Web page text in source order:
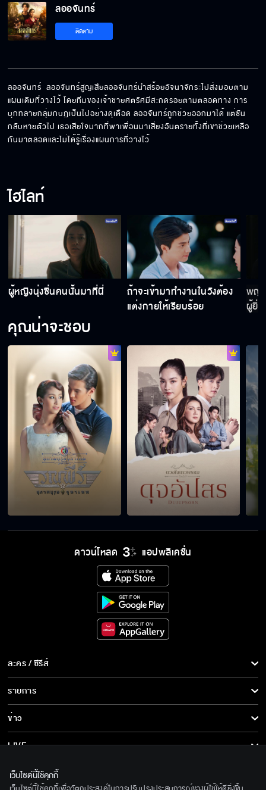
ลออจันทร์
ติดตาม
ลออจันทร์  ลออจันทร์สูญเสียลออจันทร์นำสร้อยอัจนาจักระไปส่งมอบตาม
แผนเดิมที่วางไว้ โดยทีมของเจ้าชายศตรัศมีสะกดรอยตามตลอดทาง การ
บุกทลายกลุ่มกบฏเป็นไปอย่างดุเดือด ลออจันทร์ถูกช่วยออกมาได้ แต่ซัน
กลับหายตัวไป เธอเสียใจมากที่พาเพื่อนมาเสี่ยงอันตรายทั้งที่เขาช่วยเหลือ
กันมาตลอดและไม่ได้รู้เรื่องแผนการที่วางไว้
ไฮไลท์
ผู้หญิงนุ่งซิ่นคนนั้นมาที่นี่
ถ้าจะเข้ามาทำงานในวังต้อง
แต่งกายให้เรียบร้อย
พญ
ผู้ยิ่ง
คุณน่าจะชอบ
ดาวน์โหลด แอปพลิเคชั่น
ละคร / ซีรีส์
ละคร/ซีรีส์
ซีรีส์นานาชาติ
การ์ตูน & เกม
รายการ
รายการทั้งหมด
ข่าว
ข่าวทั้งหมด
ข่าวประชาสัมพันธ์
LIVE
เกี่ยวกับเรา
เว็บไซต์นี้ใช้คุกกี้